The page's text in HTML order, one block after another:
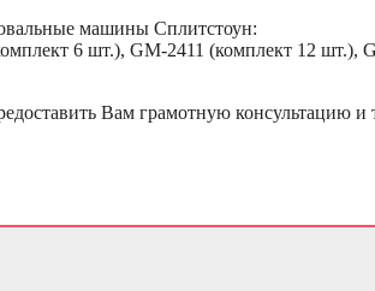
машины Сплитстоун:
6 шт.), GM-2411 (комплект 12 шт.),
Вам грамотную консультацию